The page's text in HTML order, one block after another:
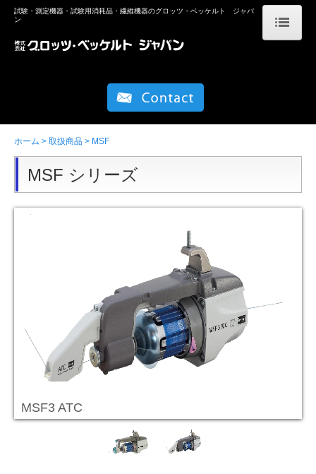
試験機器関連
高性能カッティングツール(TKM)
編機周辺機器
お問い合わせ
試験・測定機器・試験用消耗品・繊維機器のグロッツ・ベッケルト ジャパ
ン
ホーム 取扱商品 MSF
MSF シリーズ
MSF3 ATC